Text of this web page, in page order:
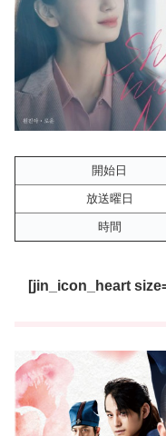
開始日
放送曜日
時間
[jin_icon_heart